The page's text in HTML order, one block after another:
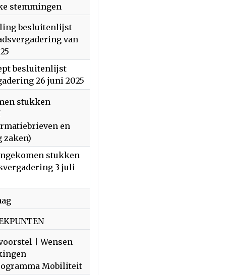
stemmingen
besluitenlijst
van
besluitenlijst
26 juni 2025
stukken
en
zaken)
stukken
3 juli
| Wensen
Mobiliteit